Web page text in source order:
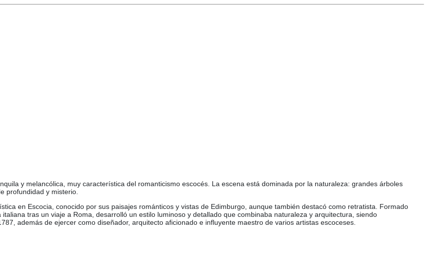
y melancólica, muy característica del romanticismo escocés. La escena está dominada por la naturaleza: grandes árboles
profundidad y misterio.
en Escocia, conocido por sus paisajes románticos y vistas de Edimburgo, aunque también destacó como retratista. Formado
tras un viaje a Roma, desarrolló un estilo luminoso y detallado que combinaba naturaleza y arquitectura, siendo
además de ejercer como diseñador, arquitecto aficionado e influyente maestro de varios artistas escoceses.